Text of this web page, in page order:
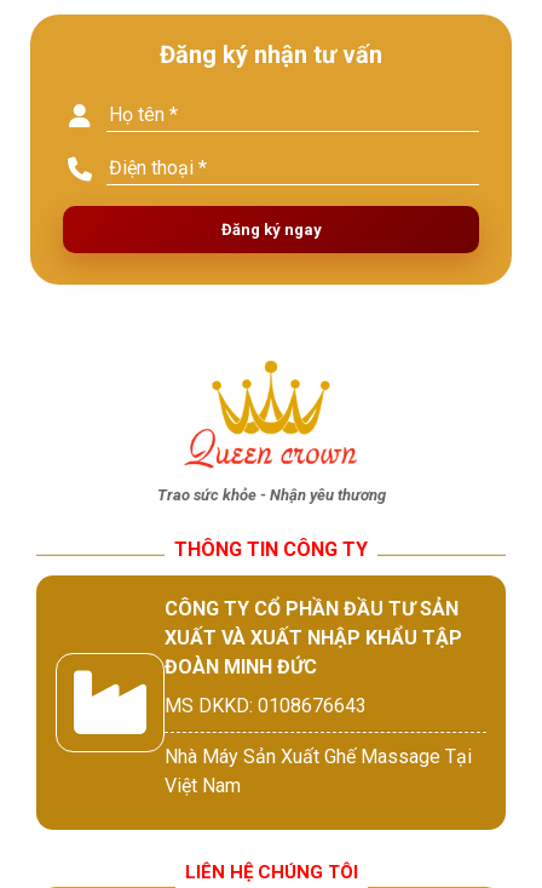
Đăng ký nhận tư vấn
Đăng ký ngay
Trao sức khỏe - Nhận yêu thương
THÔNG TIN CÔNG TY
CÔNG TY CỔ PHẦN ĐẦU TƯ SẢN
XUẤT VÀ XUẤT NHẬP KHẨU TẬP
ĐOÀN MINH ĐỨC
MS DKKD: 0108676643
Nhà Máy Sản Xuất Ghế Massage Tại
Việt Nam
LIÊN HỆ CHÚNG TÔI